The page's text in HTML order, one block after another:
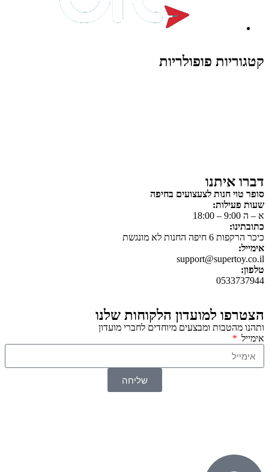
קטגוריות פופולריות
דברו איתנו
סופר טוי חנות לצעצועים בחיפה
שעות פעילות:
א – ה 9:00 – 18:00
כתובתינו:
כיכר הרקפות 6 חיפה החנות לא מונגשת
אימייל:
support@supertoy.co.il
טלפון:
0533737944
הצטרפו למועדון הלקוחות שלנו
ותהנו מהטבות ומבצעים מיוחדים לחברי מועדון
אימייל
שליחה